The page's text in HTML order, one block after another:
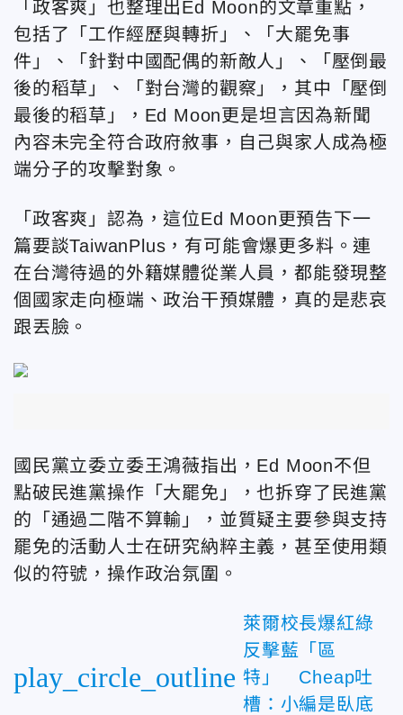
「政客爽」也整理出Ed Moon的文章重點，
包括了「工作經歷與轉折」、「大罷免事
件」、「針對中國配偶的新敵人」、「壓倒最
後的稻草」、「對台灣的觀察」，其中「壓倒
最後的稻草」，Ed Moon更是坦言因為新聞
內容未完全符合政府敘事，自己與家人成為極
端分子的攻擊對象。
「政客爽」認為，這位Ed Moon更預告下一
篇要談TaiwanPlus，有可能會爆更多料。連
在台灣待過的外籍媒體從業人員，都能發現整
個國家走向極端、政治干預媒體，真的是悲哀
跟丟臉。
國民黨立委立委王鴻薇指出，Ed Moon不但
點破民進黨操作「大罷免」，也拆穿了民進黨
的「通過二階不算輸」，並質疑主要參與支持
罷免的活動人士在研究納粹主義，甚至使用類
似的符號，操作政治氛圍。
play_circle_outline
萊爾校長爆紅綠
反擊藍「區
特」 Cheap吐
槽：小編是臥底